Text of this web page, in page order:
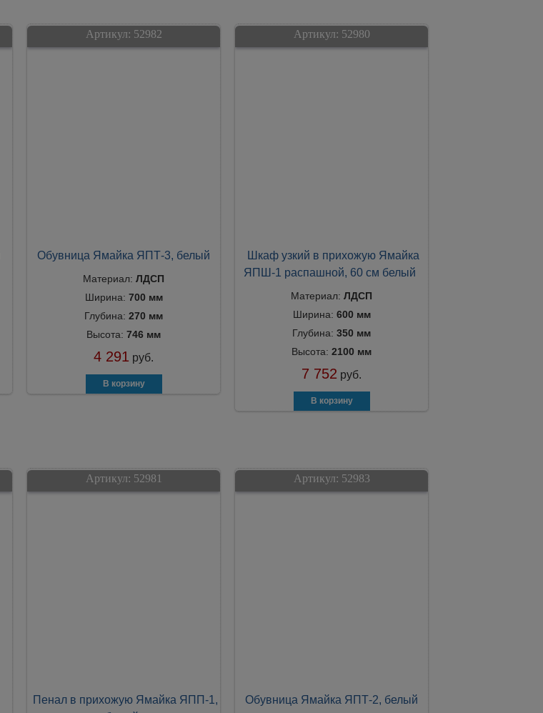
Артикул: 52982
Обувница Ямайка ЯПТ-3, белый
Материал: ЛДСП
Ширина: 700 мм
Глубина: 270 мм
Высота: 746 мм
4 291 руб.
Артикул: 52980
Шкаф узкий в прихожую Ямайка
ЯПШ-1 распашной, 60 см белый
Материал: ЛДСП
Ширина: 600 мм
Глубина: 350 мм
Высота: 2100 мм
7 752 руб.
Артикул: 52981
Пенал в прихожую Ямайка ЯПП-1,
Артикул: 52983
Обувница Ямайка ЯПТ-2, белый